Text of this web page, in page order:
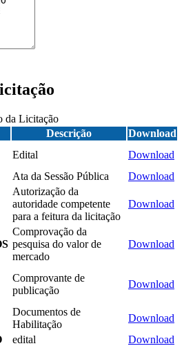
da Licitação
Descrição
Download
Edital
Download
Ata da Sessão Pública Download
Autorização da
autoridade competente
para a feitura da licitação
Download
Comprovação da
pesquisa do valor de
mercado
Download
Comprovante de
publicação
Download
Documentos de
Habilitação
Download
edital
Download